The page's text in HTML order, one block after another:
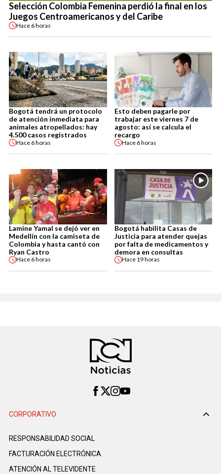
Selección Colombia Femenina perdió la final en los
Juegos Centroamericanos y del Caribe
Hace 6 horas
Bogotá tendrá un protocolo
de atención inmediata para
animales atropellados: hay
4.500 casos registrados
Hace 6 horas
Esto deben pagarle por
trabajar este viernes 7 de
agosto: así se calcula el
recargo
Hace 6 horas
Lamine Yamal se dejó ver en
Medellín con la camiseta de
Colombia y hasta cantó con
Ryan Castro
Hace 6 horas
Bogotá habilita Casas de
Justicia para atender quejas
por falta de medicamentos y
demora en consultas
Hace 19 horas
CORPORATIVO
RESPONSABILIDAD SOCIAL
FACTURACIÓN ELECTRÓNICA
ATENCIÓN AL TELEVIDENTE